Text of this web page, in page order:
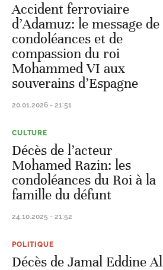
Accident ferroviaire
d’Adamuz: le message de
condoléances et de
compassion du roi
Mohammed VI aux
souverains d’Espagne
20.01.2026 - 21:51
CULTURE
Décès de l’acteur
Mohamed Razin: les
condoléances du Roi à la
famille du défunt
24.10.2025 - 21:52
POLITIQUE
Décès de Jamal Eddine Al